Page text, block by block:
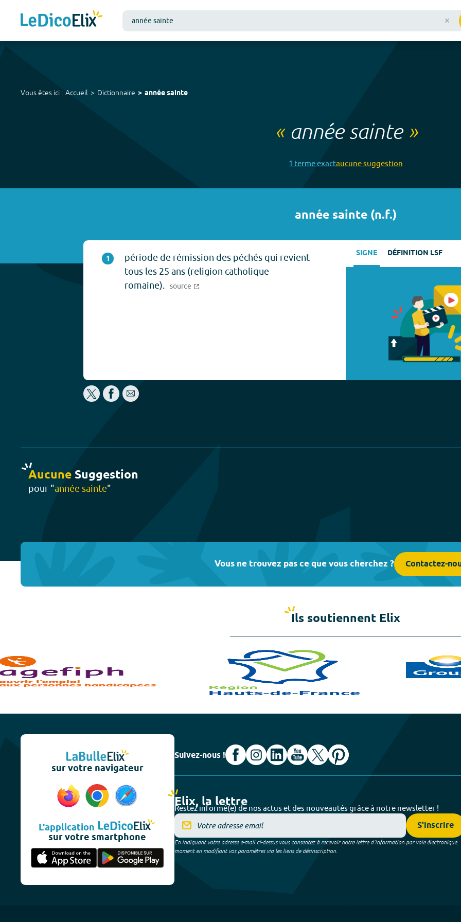
Vous êtes ici : Accueil Dictionnaire année sainte
« année sainte»
1 termeexactaucunesuggestion
année sainte (n.f.)
1
période de rémission des péchés qui revient
tous les 25 ans (religion catholique
romaine). source
SIGNE DÉFINITION LSF
Aucune Suggestion
pour "année sainte"
Vous ne trouvez pas ce que vous cherchez ? Contactez-
Ils soutiennent Elix
sur votre navigateur
L'application
sur votre smartphone
Suivez-nous !
Elix, la lettre
Restez informé(e) de nos actus et des nouveautés grâce à notre newsletter !
S'inscrire
En indiquant votre adresse e-mail ci-dessus vous consentez à recevoir notre lettre d’information par voie électronique.
moment en modifiant vos paramètres via les liens de désinscription.